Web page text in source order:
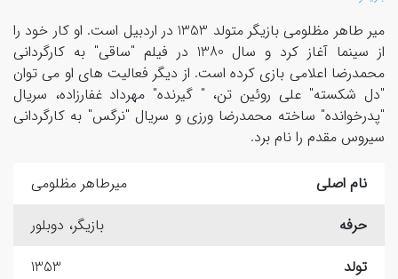
میر طاهر مظلومی بازیگر متولد 1353 در اردبیل است. او کار خود را
از سینما آغاز کرد و سال 1380 در فیلم "ساقی" به کارگردانی
محمدرضا اعلامی بازی کرده است. از دیگر فعالیت های او می توان
"دل شکسته" علی روئین تن، " گیرنده" مهرداد غفارزاده، سریال
"پدرخوانده" ساخته محمدرضا ورزی و سریال "نرگس" به کارگردانی
سیروس مقدم را نام برد.
نام اصلی
میرطاهر مظلومی
حرفه
بازیگر، دوبلور
تولد
1353